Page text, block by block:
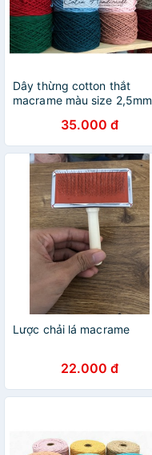
Dây thừng cotton thắt
macrame màu size 2,5mm
dreamcatcher35.000 đ
Lược chải lá macrame
22.000 đ